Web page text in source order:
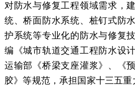
对防水与修复工程领域需求，
统、桥面防水系统、桩钉式防
护系统等专业化的防水与修复
编《城市轨道交通工程防水设
运输部《桥梁支座灌浆》、《
胶》等规范，承担国家十三五